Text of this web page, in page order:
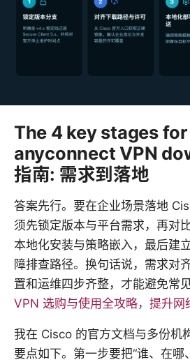
The 4 key stages
anyconnect VPN
指南: 需求到落地
答案先行。要在企业场景落地
须先锁定版本与平台需求，再对
本地化安装与策略嵌入，最后建
障排查路径。换句话说，需求对
置和运维四步齐整，才能避免常
VPN 选购与使用全攻略，提升网
我在 Cisco 的官方文档与多份机
要点如下。第一步要把“谁、在哪